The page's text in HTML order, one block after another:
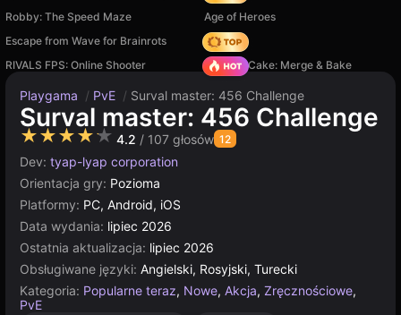
Robby: The Speed Maze
Age of Heroes
Escape from Wave for Brainrots
Hedgies
RIVALS FPS: Online Shooter
Piece of Cake: Merge & Bake
Playgama / PvE / Surval master: 456 Challenge
Surval master: 456 Challenge
★★★★★ 4.2 / 107 głosów 12
Dev: tyap-lyap corporation
Orientacja gry: Pozioma
Platformy: PC, Android, iOS
Data wydania: lipiec 2026
Ostatnia aktualizacja: lipiec 2026
Obsługiwane języki: Angielski, Rosyjski, Turecki
Kategoria: Popularne teraz, Nowe, Akcja, Zręcznościowe,
PvE